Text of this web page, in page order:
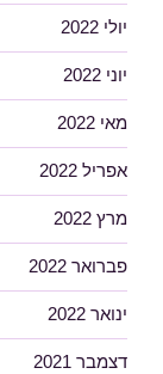
יולי 2022
יוני 2022
מאי 2022
אפריל 2022
מרץ 2022
פברואר 2022
ינואר 2022
דצמבר 2021